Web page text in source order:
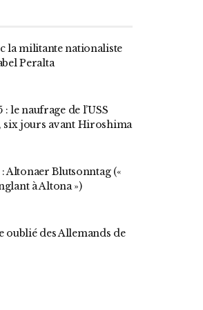
la militante nationaliste
Peralta
le naufrage de l’USS
six jours avant Hiroshima
: Altonaer Blutsonntag («
à Altona »)
oublié des Allemands de